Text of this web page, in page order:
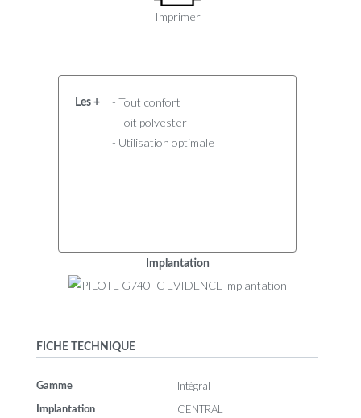
Imprimer
Les +
- Tout confort
- Toit polyester
- Utilisation optimale
Implantation
FICHE TECHNIQUE
Gamme Intégral
Implantation CENTRAL